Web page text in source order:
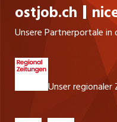
ostjob.ch
Unsere Partnerportale in
Unser